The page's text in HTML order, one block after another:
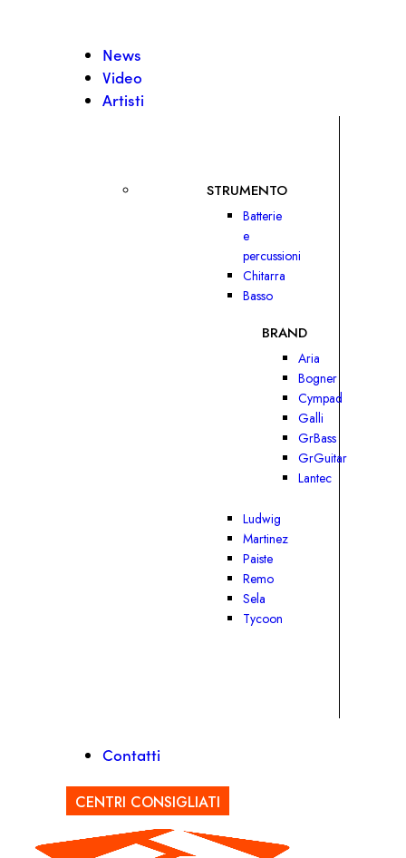
News
Video
Artisti
STRUMENTO
Batterie
e
percussioni
Chitarra
Basso
BRAND
Aria
Bogner
Cympad
Galli
GrBass
GrGuitar
Lantec
Ludwig
Martinez
Paiste
Remo
Sela
Tycoon
Contatti
CENTRI CONSIGLIATI